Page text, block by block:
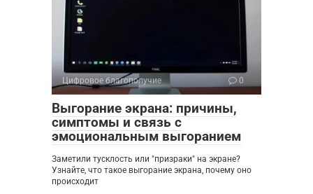
Цифровое благополучие 0
Выгорание экрана: причины,
симптомы и связь с
эмоциональным выгоранием
Заметили тусклость или "призраки" на экране?
Узнайте, что такое выгорание экрана, почему оно
происходит